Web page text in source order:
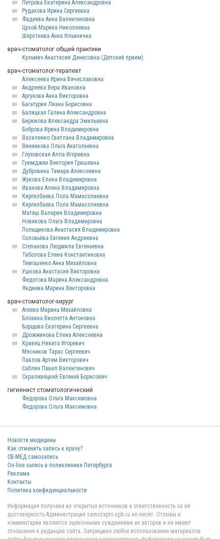
Петрова Екатерина Александровна
Рудакова Ирина Сергеевна
Фадеева Анна Валентиновна
Цузой Марина Николаевна
Шерстнева Анна Ильинична
врач-стоматолог общей практики
Кузьмич Анастасия Денисовна (Детский прием)
врач-стоматолог-терапевт
Алексеева Ирина Вячеславовна
Андреева Вера Ивановна
Аргунова Анна Викторовна
Багатурия Лиана Борисовна
Балицкая Галина Александровна
Бирюкова Александра Эмильевна
Боброва Ирина Владимировна
Василенко Светлана Владимировна
Винникова Ольга Анатольевна
Глуховская Алла Игоревна
Гуюмджян Виктория Гришевна
Дубровина Тамара Алексеевна
Жукова Елена Владимировна
Иванова Алена Владимировна
Киргизбаева Лола Мамасолиевна
Киргизбаева Лола Мамасолиевна
Матяш Валерия Владимировна
Новикова Ольга Владимировна
Польщикова Анастасия Владимировна
Соловьёва Евгения Андреевна
Степанова Людмила Евгеньевна
Таболова Елена Константиновна
Тимошенко Анна Михайловна
Ушкова Анастасия Викторовна
Федотова Марина Александровна
Яндиева Марина Викторовна
врач-стоматолог-хирург
Агеева Марина Михайловна
Блохина Виолетта Антоновна
Борщова Екатерина Сергеевна
Дрожжинова Елена Алексеевна
Кравец Никита Игоревич
Мясников Тарас Сергеевич
Павлов Артем Викторович
Саблин Павел Валентинович
Скраливецкий Евгений Борисович
гигиенист стоматологический
Федорова Ольга Максимовна
Федорова Ольга Максимовна
Новости медицины
Как отменить запись к врачу?
СВ-МЕД самозапись
On-line запись в поликлиники Петербурга
Реклама
Контакты
Политика конфиденциальности
Информация получена из открытых источников и ответственность за её
достоверность Администрация samozapis-spb.ru не несёт. Отзывы и
комментарии являются оценочными суждениями их авторов и не имеют
отношения к редакции сайта. Запрещено любое использование материалов